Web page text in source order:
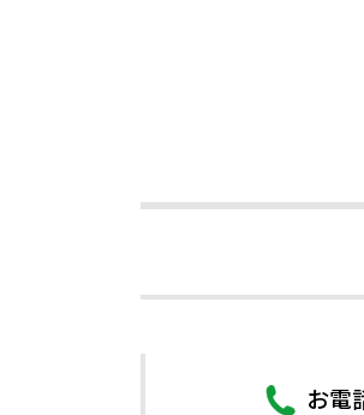
お電